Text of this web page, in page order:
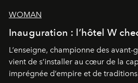
WOMAN
Inauguration : l’hôtel W
L’enseigne, championne des avant-
vient de s’installer au cœur de la
imprégnée d’empire et de